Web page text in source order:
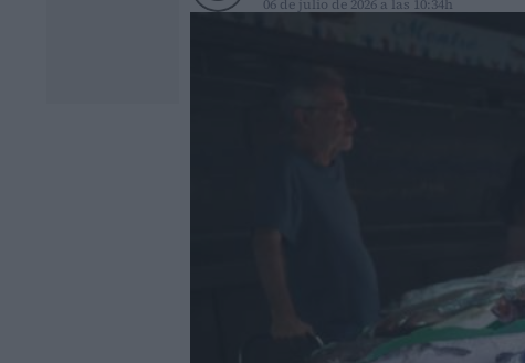
06 de julio de 2026 a las 10:34h